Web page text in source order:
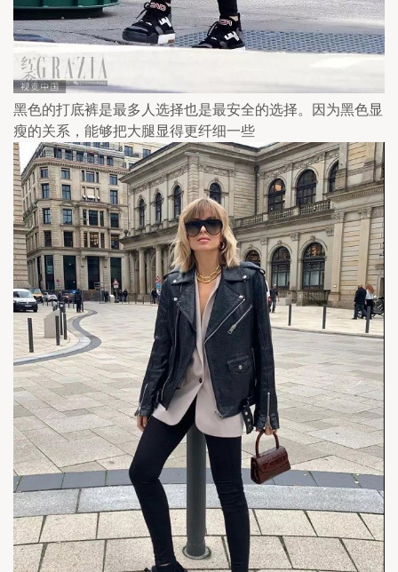
黑色的打底裤是最多人选择也是最安全的选择。因为黑色显
瘦的关系，能够把大腿显得更纤细一些